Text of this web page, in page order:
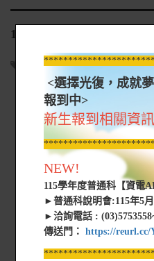
112年大學學力測驗普通
完全中學部 2023-02-24
<選擇光復，成就
報到中>
新生報到相關資
NEW!
115學年度普通科【資電
►普通科說明會:115年5
►洽詢電話 :
傳送門： https://reurl.cc/